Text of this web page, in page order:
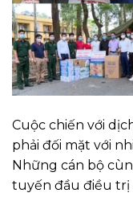
Cuộc chiến với
phải đối mặt với
Những cán bộ
tuyến đầu điều trị